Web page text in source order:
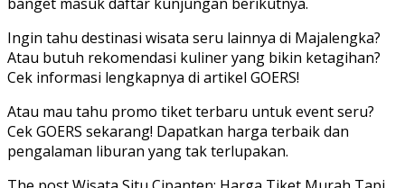
Ingin tahu destinasi wisata seru lainnya di Majalengka?
Atau butuh rekomendasi kuliner yang bikin ketagihan?
Cek informasi lengkapnya di artikel GOERS!
Atau mau tahu promo tiket terbaru untuk event seru?
Cek GOERS sekarang! Dapatkan harga terbaik dan
pengalaman liburan yang tak terlupakan.